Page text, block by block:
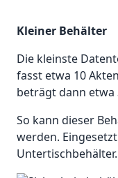
Kleiner Behälter
Die kleinste
fasst etwa 10
beträgt dann etwa
So kann dieser
werden.
Untertischbehälter.